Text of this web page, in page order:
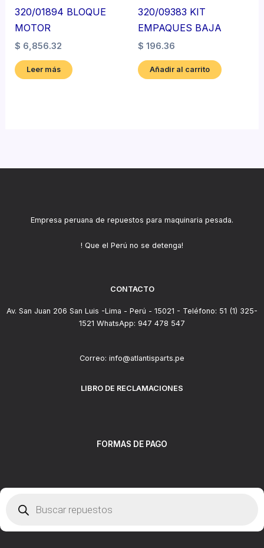
320/01894 BLOQUE
MOTOR
$ 6,856.32
Leer más
320/09383 KIT
EMPAQUES BAJA
$ 196.36
Añadir al carrito
Empresa peruana de repuestos para maquinaria pesada.
! Que el Perú no se detenga!
CONTACTO
Av. San Juan 206 San Luis -Lima - Perú - 15021 - Teléfono: 51 (1) 325-
1521 WhatsApp: 947 478 547
Correo: info@atlantisparts.pe
LIBRO DE RECLAMACIONES
FORMAS DE PAGO
productos